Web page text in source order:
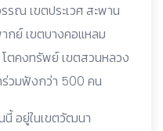
ณ เขตประเวศ สะพาน
กย์ เขตบางคอแหลม
โตคงทรัพย์ เขตสวนหลวง
าร่วมฟังกว่า 500 คน
นี้ อยู่ในเขตวัฒนา